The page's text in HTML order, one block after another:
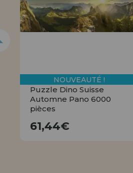
Allez-y! Nous vous attendions.
NOUVEAU CLIENT
NOUVEAUTÉ !
Puzzle Dino Suisse
Automne Pano 6000
pièces
61,44€